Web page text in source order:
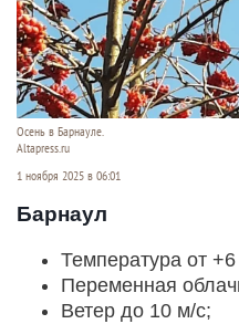
Осень в Барнауле.
Altapress.ru
1 ноября 2025 в 06:01
Барнаул
Температура от
Переменная
Ветер до 10 м/с;